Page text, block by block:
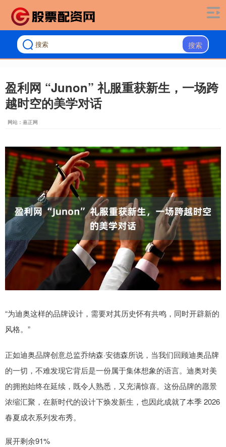
搜索
盈利网 “Junon” 礼服重获新生，一场跨
越时空的美学对话
网站：嘉正网
“为迪奥这样的品牌设计，需要对其历史怀有共鸣，同时开辟新的
风格。”
正如迪奥品牌创意总监乔纳森·安德森所说，当我们回顾迪奥品牌
的一切，不难发现它背后是一份属于集体想象的语言。迪奥对美
的拥抱始终在延续，既令人熟悉，又充满惊喜。这份品牌的愿景
浓缩汇聚，在新时代的设计下焕发新生，也因此成就了本季 2026
春夏成衣系列发布秀。
展开剩余91%